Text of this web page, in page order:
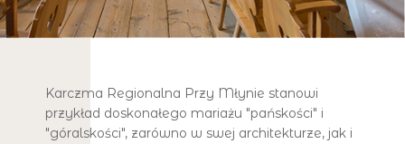
Karczma Regionalna Przy Młynie stanowi
przykład doskonałego mariażu "pańskości" i
"góralskości", zarówno w swej architekturze, jak i